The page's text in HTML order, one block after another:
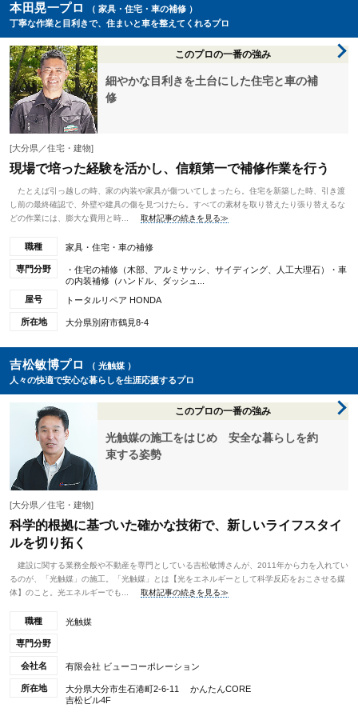
本田晃一プロ
（ 家具・住宅・車の補修 ）
丁寧な作業と目利きで、住まいと車を整えてくれるプロ
このプロの一番の強み
細やかな目利きを土台にした住宅と車の補
修
[大分県／住宅・建物]
現場で培った経験を活かし、信頼第一で補修作業を行う
たとえば引っ越しの時、家の内装や家具が傷ついてしまったら。住宅を新築した時、引き渡
し前の最終確認で、外壁や建具の傷を見つけたら。すべての素材を取り替えたり張り替えるな
どの作業には、膨大な費用と時...
取材記事の続きを見る≫
職種 家具・住宅・車の補修
専門分野
・住宅の補修（木部、アルミサッシ、サイディング、人工大理石）・車
の内装補修（ハンドル、ダッシュ...
屋号
トータルリペア HONDA
所在地 大分県別府市鶴見8-4
吉松敏博プロ
（ 光触媒 ）
人々の快適で安心な暮らしを生涯応援するプロ
このプロの一番の強み
光触媒の施工をはじめ 安全な暮らしを約
束する姿勢
[大分県／住宅・建物]
科学的根拠に基づいた確かな技術で、新しいライフスタイ
ルを切り拓く
建設に関する業務全般や不動産を専門としている吉松敏博さんが、2011年から力を入れてい
るのが、「光触媒」の施工。「光触媒」とは【光をエネルギーとして科学反応をおこさせる媒
体】のこと。光エネルギーでも...
取材記事の続きを見る≫
職種 光触媒
専門分野
会社名 有限会社 ビューコーポレーション
所在地
大分県大分市生石港町2-6-11 かんたんCORE
吉松ビル4F